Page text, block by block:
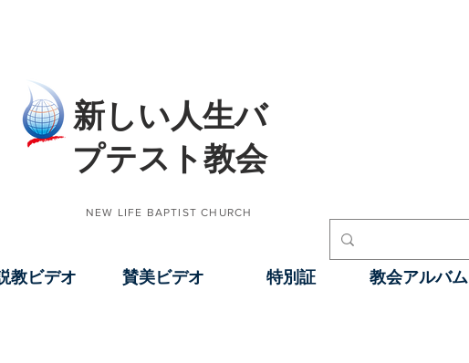
​新しい人生バ
プテスト教会
NEW LIFE BAPTIST CHURCH
教ビデオ 賛美ビデオ 特別証 教会アルバム